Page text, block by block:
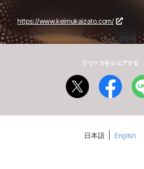
https://www.keimukaizato.com/
リリースをシェアする
日本語 English